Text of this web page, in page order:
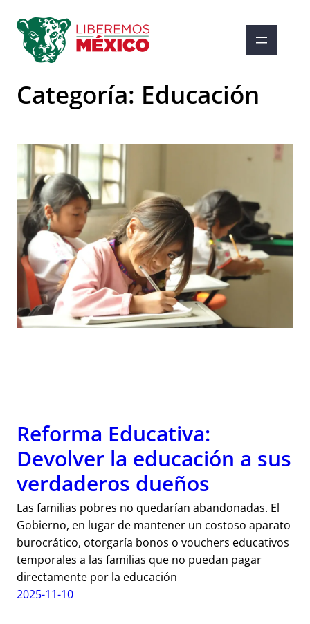
contenido
Categoría: Educación
Reforma Educativa:
Devolver la educación a sus
verdaderos dueños
Las familias pobres no quedarían abandonadas. El
Gobierno, en lugar de mantener un costoso aparato
burocrático, otorgaría bonos o vouchers educativos
temporales a las familias que no puedan pagar
directamente por la educación
2025-11-10